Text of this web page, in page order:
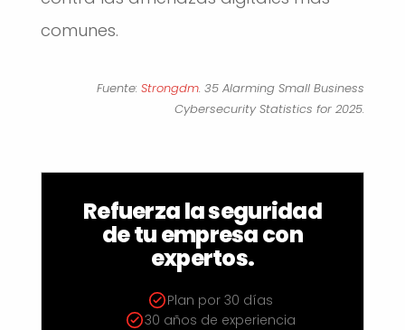
comunes.
Fuente:Strongdm. 35 Alarming Small Business
Cybersecurity Statistics for 2025.
Refuerza la seguridad
de tu empresa con
expertos.
Plan por 30 días
30 años de experiencia